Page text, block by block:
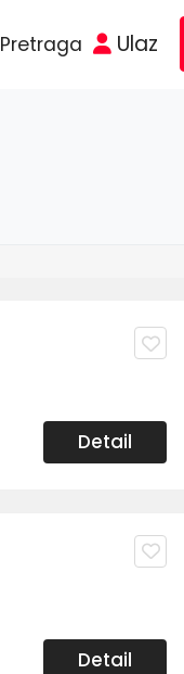
Pretraga Ulaz
Detail
Detail